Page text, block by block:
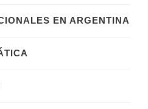
EN ARGENTINA